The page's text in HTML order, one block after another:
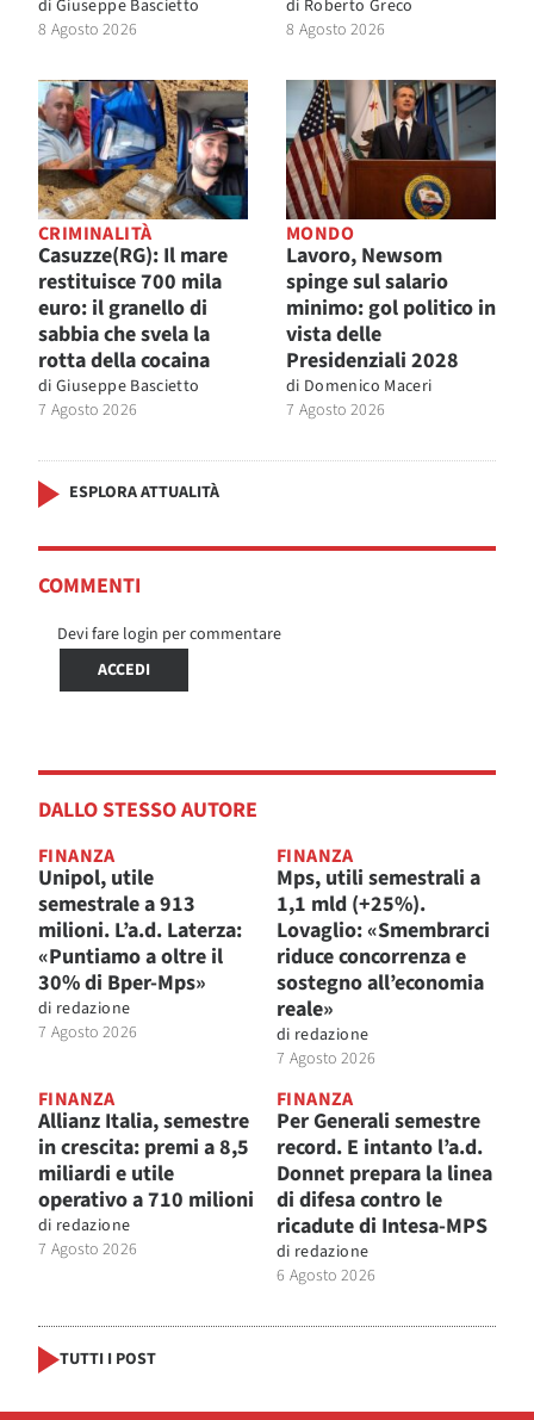
di Giuseppe Bascietto
8 Agosto 2026
di Roberto Greco
8 Agosto 2026
CRIMINALITÀ
Casuzze(RG): Il mare
restituisce 700 mila
euro: il granello di
sabbia che svela la
rotta della cocaina
di Giuseppe Bascietto
7 Agosto 2026
MONDO
Lavoro, Newsom
spinge sul salario
minimo: gol politico in
vista delle
Presidenziali 2028
di Domenico Maceri
7 Agosto 2026
ESPLORA ATTUALITÀ
COMMENTI
Devi fare login per commentare
ACCEDI
DALLO STESSO AUTORE
FINANZA
Unipol, utile
semestrale a 913
milioni. L’a.d. Laterza:
«Puntiamo a oltre il
30% di Bper-Mps»
di redazione
7 Agosto 2026
FINANZA
Mps, utili semestrali a
1,1 mld (+25%).
Lovaglio: «Smembrarci
riduce concorrenza e
sostegno all’economia
reale»
di redazione
7 Agosto 2026
FINANZA
Allianz Italia, semestre
in crescita: premi a 8,5
miliardi e utile
operativo a 710 milioni
di redazione
7 Agosto 2026
FINANZA
Per Generali semestre
record. E intanto l’a.d.
Donnet prepara la linea
di difesa contro le
ricadute di Intesa-MPS
di redazione
6 Agosto 2026
TUTTI I POST